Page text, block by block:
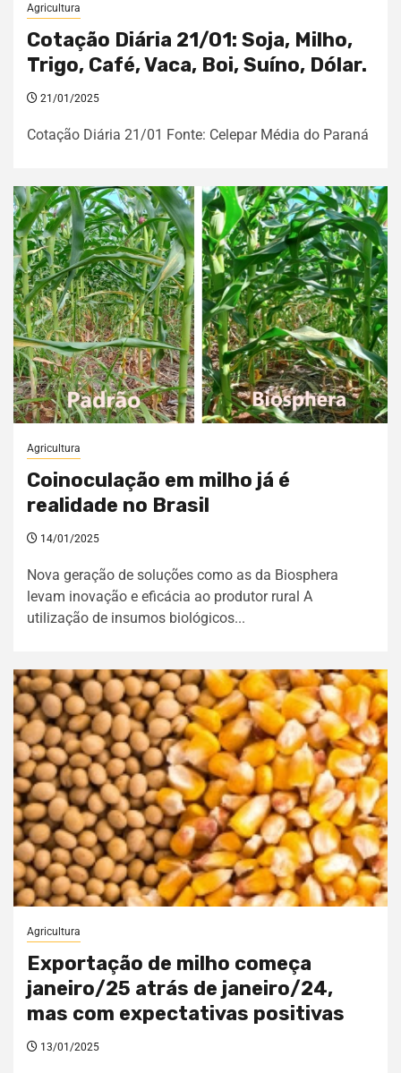
Agricultura
Cotação Diária 21/01: Soja, Milho,
Trigo, Café, Vaca, Boi, Suíno, Dólar.
21/01/2025
Cotação Diária 21/01 Fonte: Celepar Média do Paraná
Agricultura
Coinoculação em milho já é
realidade no Brasil
14/01/2025
Nova geração de soluções como as da Biosphera
levam inovação e eficácia ao produtor rural A
utilização de insumos biológicos...
Agricultura
Exportação de milho começa
janeiro/25 atrás de janeiro/24,
mas com expectativas positivas
13/01/2025